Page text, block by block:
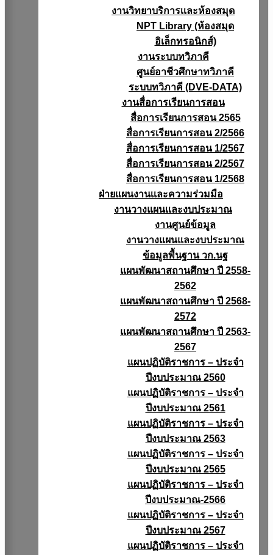
งานวิทยาบริการเเละห้องสมุด
NPT Library (ห้องสมุด
อิเล็กทรอนิกส์)
งานระบบทวิภาคี
ศูนย์อาชีวศึกษาทวิภาคี
ระบบทวิภาคี (DVE-DATA)
งานสื่อการเรียนการสอน
สื่อการเรียนการสอน 2565
สื่อการเรียนการสอน 2/2566
สื่อการเรียนการสอน 1/2567
สื่อการเรียนการสอน 2/2567
สื่อการเรียนการสอน 1/2568
ฝ่ายแผนงานเเละความร่วมมือ
งานวางแผนเเละงบประมาณ
งานศูนย์ข้อมูล
งานวางแผนและงบประมาณ
ข้อมูลพื้นฐาน วก.นฐ
แผนพัฒนาสถานศึกษา ปี 2558-
2562
แผนพัฒนาสถานศึกษา ปี 2568-
2572
แผนพัฒนาสถานศึกษา ปี 2563-
2567
แผนปฏิบัติราชการ – ประจำ
ปีงบประมาณ 2560
แผนปฏิบัติราชการ – ประจำ
ปีงบประมาณ 2561
แผนปฏิบัติราชการ – ประจำ
ปีงบประมาณ 2563
แผนปฏิบัติราชการ – ประจำ
ปีงบประมาณ 2565
แผนปฏิบัติราชการ – ประจำ
ปีงบประมาณ-2566
แผนปฏิบัติราชการ – ประจำ
ปีงบประมาณ 2567
แผนปฏิบัติราชการ – ประจำ